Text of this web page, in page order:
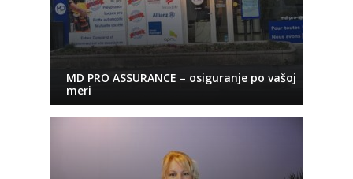
MD PRO ASSURANCE – osiguranje po vašoj
meri